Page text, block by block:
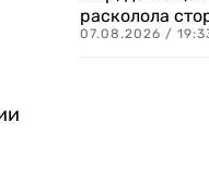
расколола
07.08.2026 /